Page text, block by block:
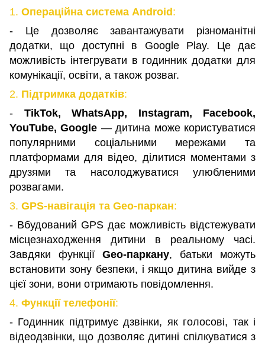
1. Операційна система Android :
- Це дозволяє завантажувати різноманітні
додатки, що доступні в Google Play. Це дає
можливість інтегрувати в годинник додатки для
комунікації, освіти, а також розваг.
2. Підтримка додатків:
- TikTok, WhatsApp, Instagram, Facebook,
YouTube, Google — дитина може користуватися
популярними соціальними мережами та
платформами для відео, ділитися моментами з
друзями та насолоджуватися улюбленими
розвагами.
3. GPS-навігація та Geo-паркан:
- Вбудований GPS дає можливість відстежувати
місцезнаходження дитини в реальному часі.
Завдяки функції Geo-паркану, батьки можуть
встановити зону безпеки, і якщо дитина вийде з
цієї зони, вони отримають повідомлення.
4. Функції телефонії:
- Годинник підтримує дзвінки, як голосові, так і
відеодзвінки, що дозволяє дитині спілкуватися з